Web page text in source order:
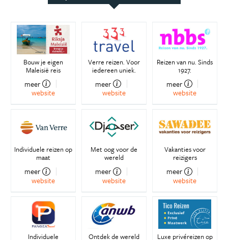
Bouw je eigen
Maleisië reis
meer
website
Verre reizen. Voor
iedereen uniek.
meer
website
Reizen van nu. Sinds
1927.
meer
website
Individuele reizen op
maat
meer
website
Met oog voor de
wereld
meer
website
Vakanties voor
reizigers
meer
website
Individuele
Ontdek de wereld
Luxe privéreizen op